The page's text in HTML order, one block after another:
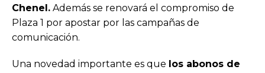
Chenel. Además se renovará el compromiso de
Plaza 1 por apostar por las campañas de
comunicación.
Una novedad importante es que los abonos de